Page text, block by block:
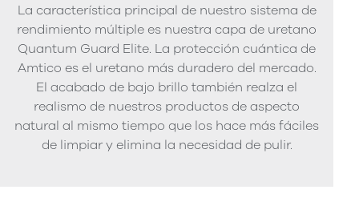
La característica principal de nuestro sistema de
rendimiento múltiple es nuestra capa de uretano
Quantum Guard Elite. La protección cuántica de
Amtico es el uretano más duradero del mercado.
El acabado de bajo brillo también realza el
realismo de nuestros productos de aspecto
natural al mismo tiempo que los hace más fáciles
de limpiar y elimina la necesidad de pulir.